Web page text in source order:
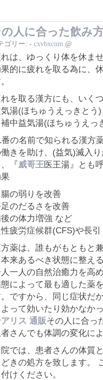
人に合った飲み
ゴリー: - cxvbxcnm @
は、ゆっくり体を休ま
的に疲れを取る為に、
を取る漢方にも、いく
湯(ほちゅうえっきとう
補中益気湯(ほちゅうえっ
番の名前で知られる漢方
きを助け、(益気)滅入
、『威哥王医王湯』とも
腸の弱りを改善
のだるさを改善
の体力増強 など
疲労症候群(CFS)や長
薬は、誰もがもともと
本来あるべき状態に整え
一人の自然治癒力を高
によって最も適した薬
ですから、同じ症状だ
って効いたり効かなか
アリス 通販その人に合っ
さんでも体調の変化に
では、患者さんの体質
どきの処方を致します。
付けください。